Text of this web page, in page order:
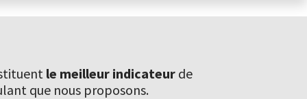
le meilleur indicateur de
que nous proposons.